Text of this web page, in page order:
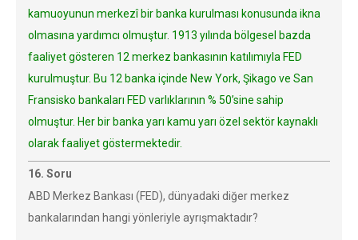
kamuoyunun merkezî bir banka kurulması konusunda ikna
olmasına yardımcı olmuştur. 1913 yılında bölgesel bazda
faaliyet gösteren 12 merkez bankasının katılımıyla FED
kurulmuştur. Bu 12 banka içinde New York, Şikago ve San
Fransisko bankaları FED varlıklarının % 50’sine sahip
olmuştur. Her bir banka yarı kamu yarı özel sektör kaynaklı
olarak faaliyet göstermektedir.
16. Soru
ABD Merkez Bankası (FED), dünyadaki diğer merkez
bankalarından hangi yönleriyle ayrışmaktadır?